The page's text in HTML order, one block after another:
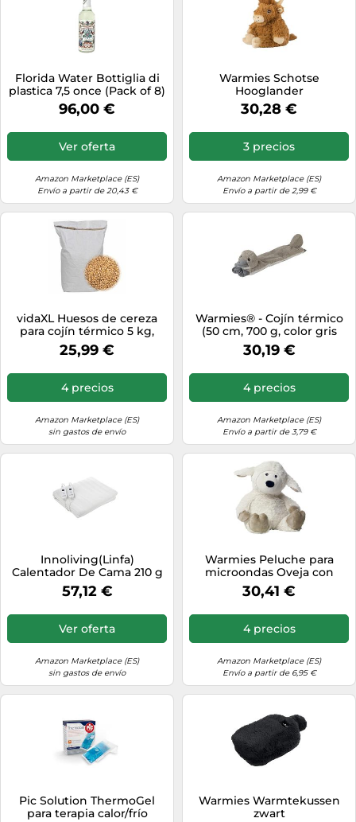
Florida Water Bottiglia di
plastica 7,5 once (Pack of 8)
96,00 €
Ver oferta
Amazon Marketplace (ES)
Envío a partir de 20,43 €
Warmies Schotse
Hooglander
30,28 €
3 precios
Amazon Marketplace (ES)
Envío a partir de 2,99 €
vidaXL Huesos de cereza
para cojín térmico 5 kg,
pepitas de cereza, pepita
de cereza, cáscara de
corazón de cereza
25,99 €
4 precios
Amazon Marketplace (ES)
sin gastos de envío
Warmies® - Cojín térmico
(50 cm, 700 g, color gris
30,19 €
4 precios
Amazon Marketplace (ES)
Envío a partir de 3,79 €
Innoliving(Linfa)
Calentador De Cama 210 g
57,12 €
Ver oferta
Amazon Marketplace (ES)
sin gastos de envío
Warmies Peluche para
microondas Oveja con
aroma a lavanda 1 pieza
30,41 €
4 precios
Amazon Marketplace (ES)
Envío a partir de 6,95 €
Pic Solution ThermoGel
para terapia calor/frío
Warmies Warmtekussen
zwart